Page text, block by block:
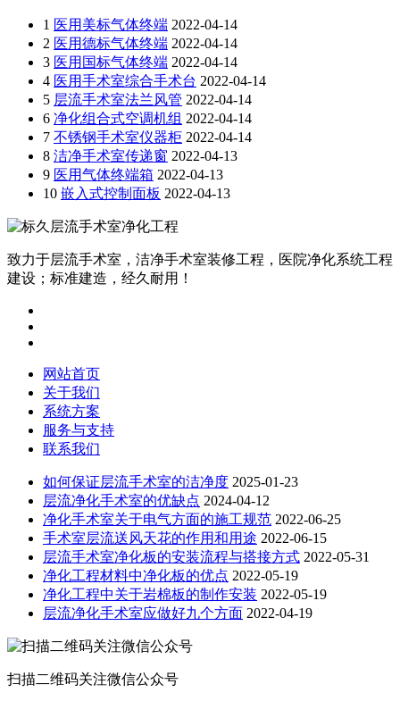
1 医用美标气体终端 2022-04-14
2 医用德标气体终端 2022-04-14
3 医用国标气体终端 2022-04-14
4 医用手术室综合手术台 2022-04-14
5 层流手术室法兰风管 2022-04-14
6 净化组合式空调机组 2022-04-14
7 不锈钢手术室仪器柜 2022-04-14
8 洁净手术室传递窗 2022-04-13
9 医用气体终端箱 2022-04-13
10 嵌入式控制面板 2022-04-13
致力于层流手术室，洁净手术室装修工程，医院净化系统工程
建设；标准建造，经久耐用！
网站首页
关于我们
系统方案
服务与支持
联系我们
如何保证层流手术室的洁净度 2025-01-23
层流净化手术室的优缺点 2024-04-12
净化手术室关于电气方面的施工规范 2022-06-25
手术室层流送风天花的作用和用途 2022-06-15
层流手术室净化板的安装流程与搭接方式 2022-05-31
净化工程材料中净化板的优点 2022-05-19
净化工程中关于岩棉板的制作安装 2022-05-19
层流净化手术室应做好九个方面 2022-04-19
扫描二维码关注微信公众号